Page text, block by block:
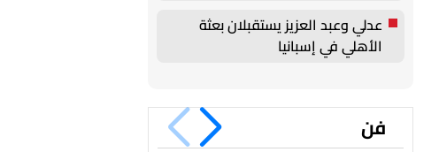
عدلي وعبد العزيز يستقبلان بعثة
الأهلي في إسبانيا
فن